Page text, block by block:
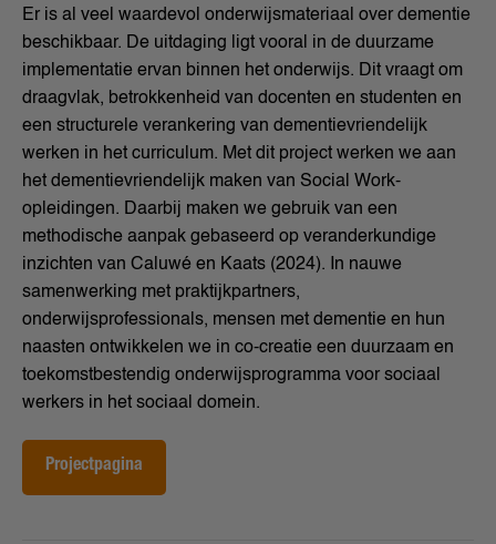
Er is al veel waardevol onderwijsmateriaal over dementie
beschikbaar. De uitdaging ligt vooral in de duurzame
implementatie ervan binnen het onderwijs. Dit vraagt om
draagvlak, betrokkenheid van docenten en studenten en
een structurele verankering van dementievriendelijk
werken in het curriculum. Met dit project werken we aan
het dementievriendelijk maken van Social Work-
opleidingen. Daarbij maken we gebruik van een
methodische aanpak gebaseerd op veranderkundige
inzichten van Caluwé en Kaats (2024). In nauwe
samenwerking met praktijkpartners,
onderwijsprofessionals, mensen met dementie en hun
naasten ontwikkelen we in co-creatie een duurzaam en
toekomstbestendig onderwijsprogramma voor sociaal
werkers in het sociaal domein.
Projectpagina